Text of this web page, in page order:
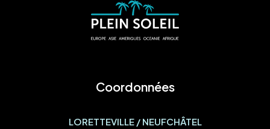
Coordonnées
LORETTEVILLE / NEUFCHÂTEL